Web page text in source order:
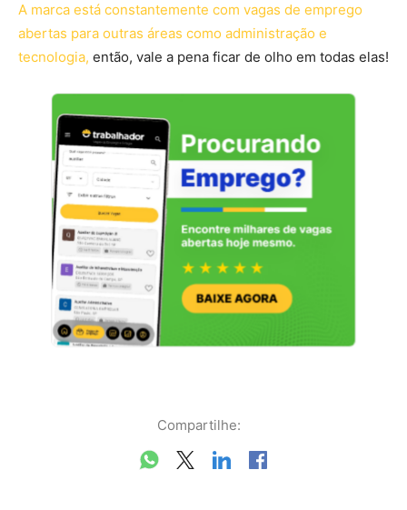
A marca está constantemente com vagas de emprego
abertas para outras áreas como administração e
tecnologia, então, vale a pena ficar de olho em todas elas!
Compartilhe: